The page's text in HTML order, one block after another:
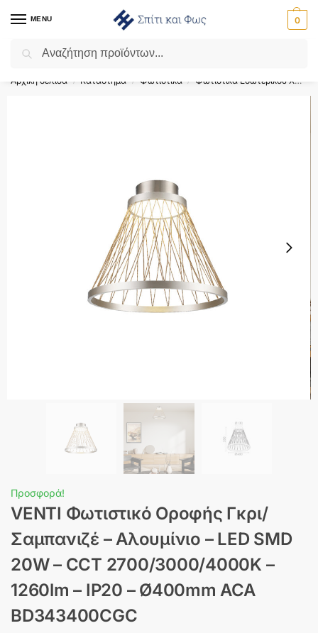
MENU 0
Flash Sale ⚡ 10% Έκπτωση με τον κωδικό ‘SPRING’!
Αρχική σελίδα / Κατάστημα / Φωτιστικά / Φωτιστικά Εσωτερικού Χώρου
Προσφορά!
VENTI Φωτιστικό Οροφής Γκρι/
Σαμπανιζέ – Αλουμίνιο – LED SMD
20W – CCT 2700/3000/4000K –
1260lm – IP20 – Ø400mm ACA
BD343400CGC